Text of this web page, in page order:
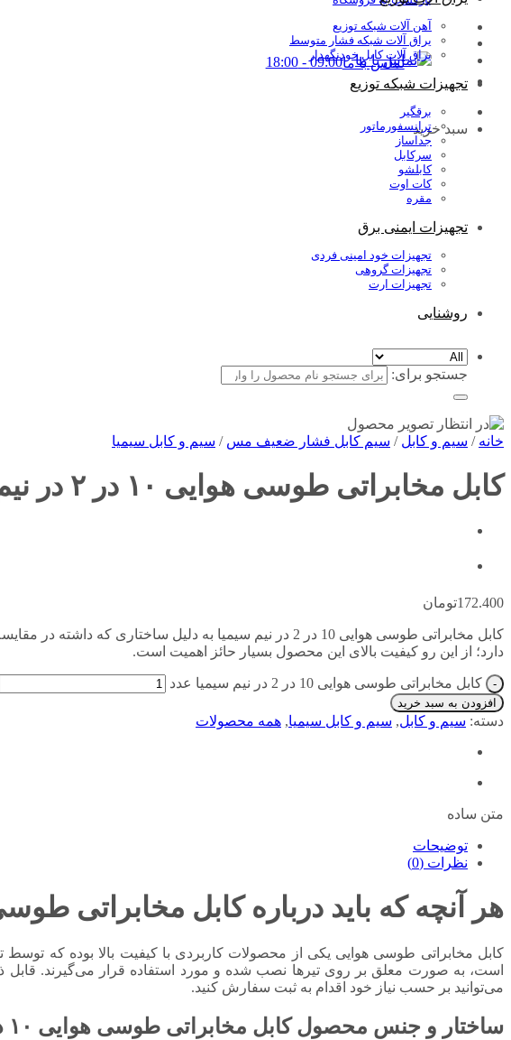
تماس با ما09:00 - 18:00
سبد خرید
آهن آلات شبکه توزیع
یراق آلات شبکه فشار متوسط
یراق آلات کابل خودنگهدار
تجهیزات شبکه توزیع
برقگیر
ترانسفورماتور
جداساز
سرکابل
کابلشو
کات اوت
مقره
تجهیزات ایمنی برق
تجهیزات خود امینی فردی
تجهیزات گروهی
تجهیزات ارت
روشنایی
جستجو برای:
خانه / سیم و کابل / سیم کابل فشار ضعیف مس / سیم و کابل سیمیا
کابل مخابراتی طوسی هوایی ۱۰ در ۲ در نیم سیمیا
172.400تومان
کابل مخابراتی طوسی هوایی 10 در 2 در نیم سیمیا به دلیل
دارد؛ از این رو کیفیت بالای این محصول بسیار حائز اهمیت است.
کابل مخابراتی طوسی هوایی 10 در 2 در نیم سیمیا عدد
افزودن به سبد خرید
دسته: سیم و کابل, سیم و کابل سیمیا, همه محصولات
متن ساده
توضیحات
نظرات (0)
هر آنچه که باید درباره کابل مخابراتی طوسی هوایی ۱۰
کابل مخابراتی طوسی هوایی یکی از محصولات کاربردی با کیفیت بالا بوده که
است، به صورت معلق بر روی تیرها نصب شده و مورد استفاده قرار می‌گیرند.
می‌توانید بر حسب نیاز خود اقدام به ثبت سفارش کنید.
ساختار و جنس محصول کابل مخابراتی طوسی هوایی ۱۰ در ۲ در نیم